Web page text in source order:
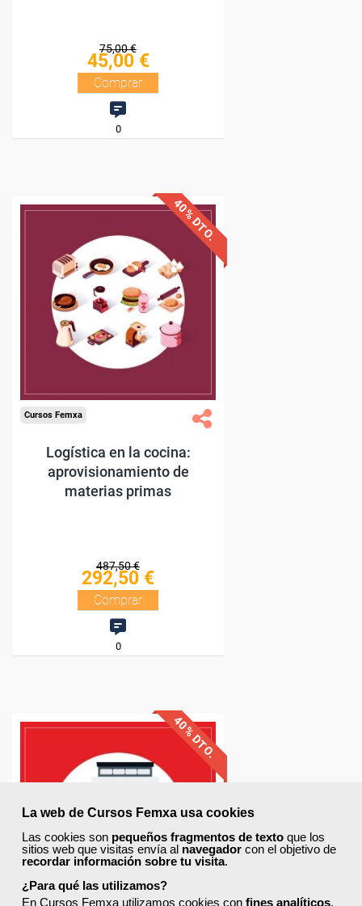
La web de Cursos Femxa usa cookies
Las cookies son pequeños fragmentos de texto que los
sitios web que visitas envía al navegador con el objetivo de
recordar información sobre tu visita.
¿Para qué las utilizamos?
En Cursos Femxa utilizamos cookies con fines analíticos,